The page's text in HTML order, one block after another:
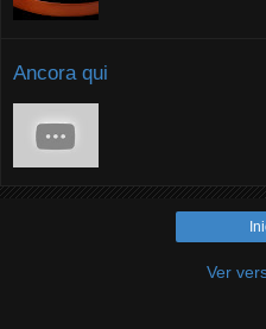
Ancora qui
Ver